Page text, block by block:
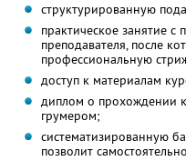
структурированную
практическое занятие
преподавателя, после
профессиональную
доступ к материалам
диплом о прохождении
грумером;
систематизированную
позволит